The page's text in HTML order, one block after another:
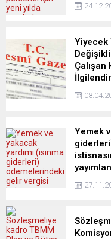
Yiyecek
Çalışan
Yemek